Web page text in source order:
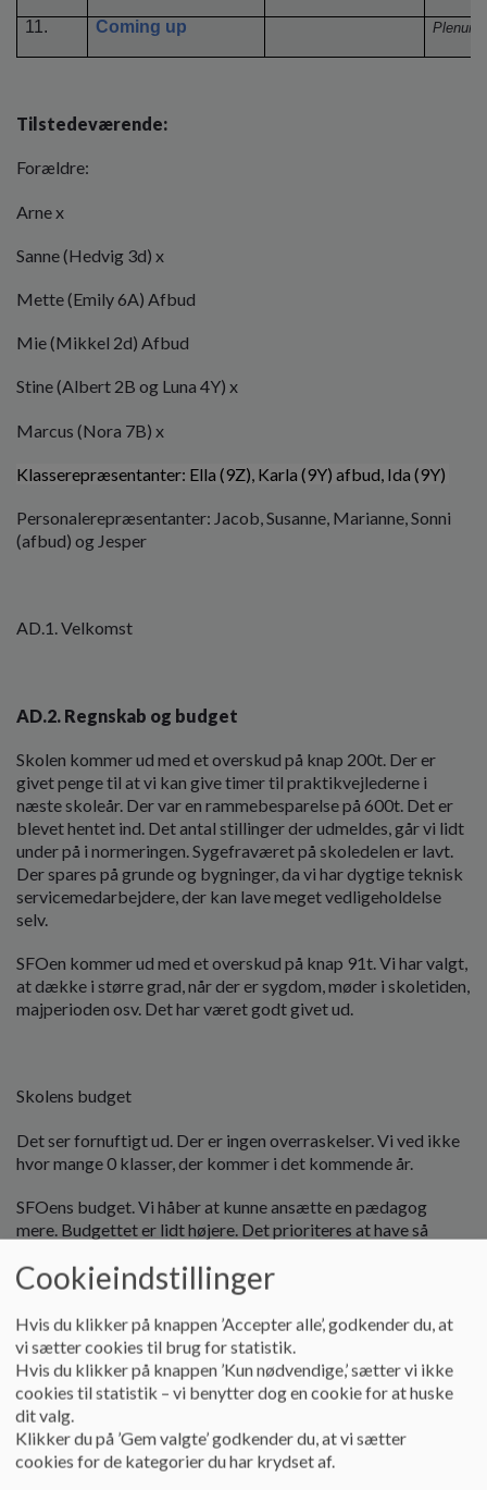
11. Coming up Plenum
Tilstedeværende:
Forældre:
Arne x
Sanne (Hedvig 3d) x
Mette (Emily 6A) Afbud
Mie (Mikkel 2d) Afbud
Stine (Albert 2B og Luna 4Y) x
Marcus (Nora 7B) x
Klasserepræsentanter: Ella (9Z), Karla (9Y) afbud, Ida (9Y)
Personalerepræsentanter: Jacob, Susanne, Marianne, Sonni
(afbud) og Jesper
AD.1. Velkomst
AD.2. Regnskab og budget
Skolen kommer ud med et overskud på knap 200t. Der er
givet penge til at vi kan give timer til praktikvejlederne i
næste skoleår. Der var en rammebesparelse på 600t. Det er
blevet hentet ind. Det antal stillinger der udmeldes, går vi lidt
under på i normeringen. Sygefraværet på skoledelen er lavt.
Der spares på grunde og bygninger, da vi har dygtige teknisk
servicemedarbejdere, der kan lave meget vedligeholdelse
selv.
SFOen kommer ud med et overskud på knap 91t. Vi har valgt,
at dække i større grad, når der er sygdom, møder i skoletiden,
majperioden osv. Det har været godt givet ud.
Skolens budget
Det ser fornuftigt ud. Der er ingen overraskelser. Vi ved ikke
hvor mange 0 klasser, der kommer i det kommende år.
SFOens budget. Vi håber at kunne ansætte en pædagog
mere. Budgettet er lidt højere. Det prioriteres at have så
Der er bedre stemning omkring budgetterne generelt ift.
hvad der var for nogle år siden.
Ad.3. Siden sidst
Skolemad. Gruppen har lavet en opdeling ift. de 2 udbydere,
der er i kommunen. Økonomien i de 2 firmaer ser meget
forskelligt ud. Det er nogenlunde samme prisniveau. Der er
givet 30t i Frb. Kommune. Vi skal være opmærksom på, at
Cookieindstillinger
Hvis du klikker på knappen ’Accepter alle’, godkender du, at
vi sætter cookies til brug for statistik.
Hvis du klikker på knappen ’Kun nødvendige,’ sætter vi ikke
cookies til statistik – vi benytter dog en cookie for at huske
dit valg.
Klikker du på ’Gem valgte’ godkender du, at vi sætter
cookies for de kategorier du har krydset af.